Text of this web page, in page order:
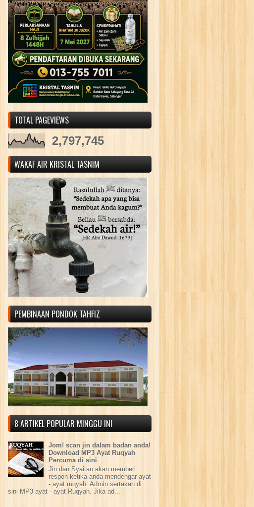
TOTAL PAGEVIEWS
2,797,745
WAKAF AIR KRISTAL TASNIM
PEMBINAAN PONDOK TAHFIZ
8 ARTIKEL POPULAR MINGGU INI
Jom! scan jin dalam badan anda!
Download MP3 Ayat Ruqyah
Percuma di sini
Jin dan Syaitan akan memberi
respon ketika anda mendengar ayat
- ayat ruqyah. Admin sertakan di
sini MP3 ayat - ayat Ruqyah. Jika ad...